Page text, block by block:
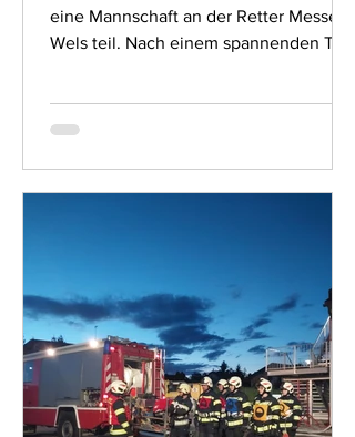
eine Mannschaft an der Retter Messe in
Wels teil. Nach einem spannenden Tag